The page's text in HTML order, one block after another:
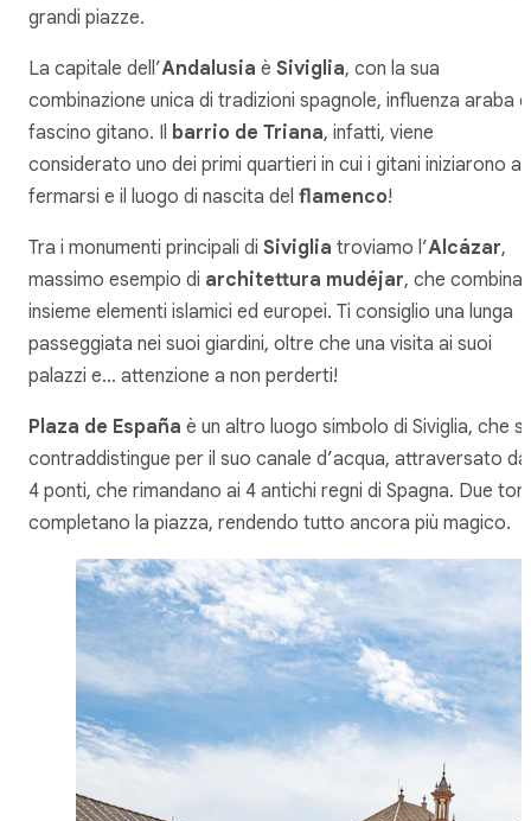
grandi piazze.
La capitale dell’Andalusia è Siviglia, con la sua
combinazione unica di tradizioni spagnole, influenza araba e
fascino gitano. Il barrio de Triana, infatti, viene
considerato uno dei primi quartieri in cui i gitani iniziarono a
fermarsi e il luogo di nascita del flamenco!
Tra i monumenti principali di Siviglia troviamo l’Alcázar,
massimo esempio di architettura mudéjar, che combina
insieme elementi islamici ed europei. Ti consiglio una lunga
passeggiata nei suoi giardini, oltre che una visita ai suoi
palazzi e… attenzione a non perderti!
Plaza de España è un altro luogo simbolo di Siviglia, che si
contraddistingue per il suo canale d’acqua, attraversato da
4 ponti, che rimandano ai 4 antichi regni di Spagna. Due
completano la piazza, rendendo tutto ancora più magico.